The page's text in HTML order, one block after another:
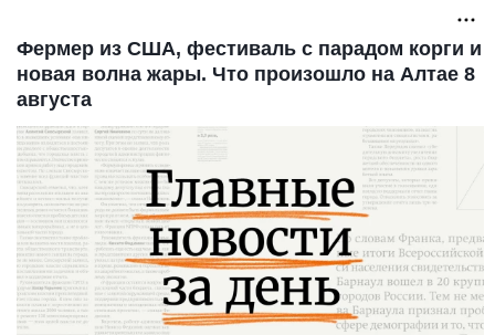
Фермер из США, фестиваль с парадом корги и
новая волна жары. Что произошло на Алтае 8
августа